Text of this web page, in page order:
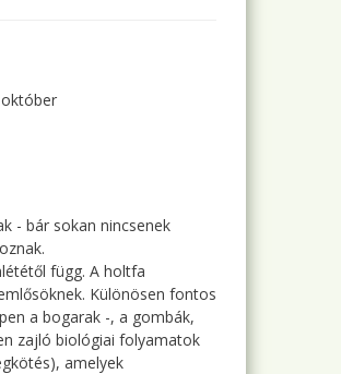
- bár sokan nincsenek
függ. A holtfa
Különösen fontos
a bogarak -, a gombák,
zajló biológiai folyamatok
amelyek